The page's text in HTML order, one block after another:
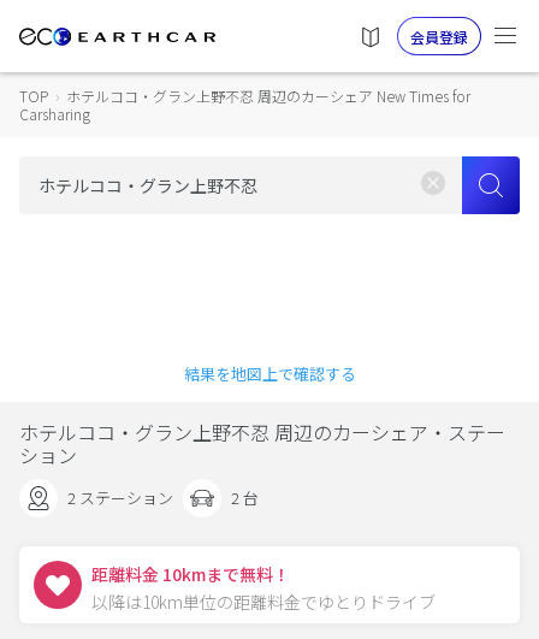
会員登録
TOP › ホテルココ・グラン上野不忍 周辺のカーシェア New Times for
Carsharing
結果を地図上で確認する
ホテルココ・グラン上野不忍 周辺のカーシェア・ステー
ション
2 ステーション 2 台
距離料金 10kmまで無料！
以降は10km単位の距離料金でゆとりドライブ